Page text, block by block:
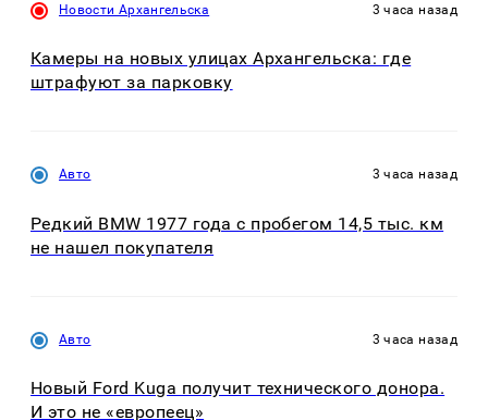
Новости Архангельска 3 часа назад
Камеры на новых улицах Архангельска: где
штрафуют за парковку
Авто 3 часа назад
Редкий BMW 1977 года с пробегом 14,5 тыс. км
не нашел покупателя
Авто 3 часа назад
Новый Ford Kuga получит технического донора.
И это не «европеец»